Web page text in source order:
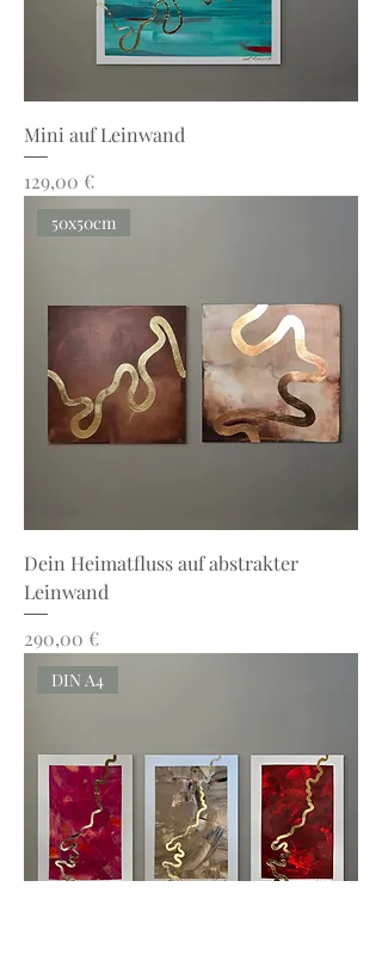
Mini auf Leinwand
Preis
129,00 €
50x50cm
Dein Heimatfluss auf abstrakter
Leinwand
Preis
290,00 €
DIN A4